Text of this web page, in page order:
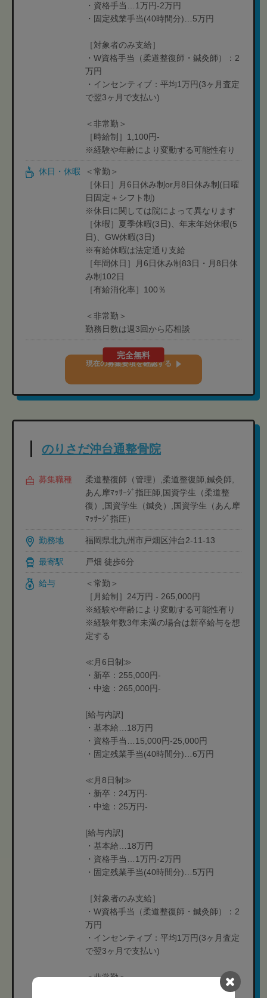
・資格手当…1万円-2万円
・固定残業手当(40時間分)…5万円
［対象者のみ支給］
・W資格手当（柔道整復師・鍼灸師）：2
万円
・インセンティブ：平均1万円(3ヶ月査定
で翌3ヶ月で支払い)
＜非常勤＞
［時給制］1,100円-
※経験や年齢により変動する可能性有り
休日・休暇
＜常勤＞
［休日］月6日休み制or月8日休み制(日曜
日固定＋シフト制)
※休日に関しては院によって異なります
［休暇］夏季休暇(3日)、年末年始休暇(5
日)、GW休暇(3日)
※有給休暇は法定通り支給
［年間休日］月6日休み制83日・月8日休
み制102日
［有給消化率］100％
＜非常勤＞
勤務日数は週3回から応相談
完全無料
現在の募集要項を確認する
のりさだ沖台通整骨院
募集職種
柔道整復師（管理）,柔道整復師,鍼灸師,
あん摩ﾏｯｻｰｼﾞ指圧師,国資学生（柔道整
復）,国資学生（鍼灸）,国資学生（あん摩
ﾏｯｻｰｼﾞ指圧）
勤務地 福岡県北九州市戸畑区沖台2-11-13
最寄駅 戸畑 徒歩6分
給与
＜常勤＞
［月給制］24万円 - 265,000円
※経験や年齢により変動する可能性有り
※経験年数3年未満の場合は新卒給与を想
定する
≪月6日制≫
・新卒：255,000円-
・中途：265,000円-
[給与内訳]
・基本給…18万円
・資格手当…15,000円-25,000円
・固定残業手当(40時間分)…6万円
≪月8日制≫
・新卒：24万円-
・中途：25万円-
[給与内訳]
・基本給…18万円
・資格手当…1万円-2万円
・固定残業手当(40時間分)…5万円
［対象者のみ支給］
・W資格手当（柔道整復師・鍼灸師）：2
万円
・インセンティブ：平均1万円(3ヶ月査定
で翌3ヶ月で支払い)
＜非常勤＞